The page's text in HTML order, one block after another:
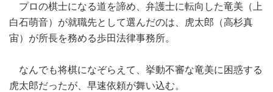
プロの棋士になる道を諦め、弁護士に転向した竜美（上
白石萌音）が就職先として選んだのは、虎太郎（高杉真
宙）が所長を務める歩田法律事務所。
なんでも将棋になぞらえて、挙動不審な竜美に困惑する
虎太郎だったが、早速依頼が舞い込む。